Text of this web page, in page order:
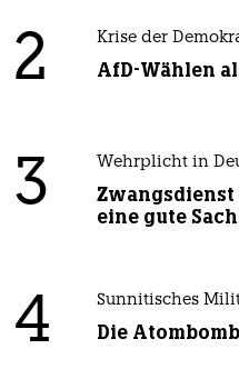
2 Krise der
AfD-Wählen
3 Wehrplicht in
eine gute
4 Sunnitisches
Die